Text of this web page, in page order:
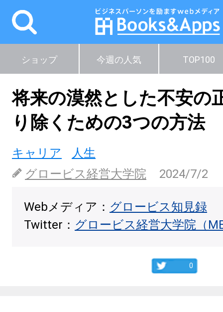
ショップ 今週の人気 TOP100
将来の漠然とした不安の
り除くための3つの方法
キャリア
人生
グロービス経営大学院
2024/7/2
Webメディア： グロービス知見録
Twitter： グロービス経営大学院（
0